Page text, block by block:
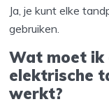
Ja, je kunt elke
gebruiken.
Wat moet ik
elektrische
werkt?